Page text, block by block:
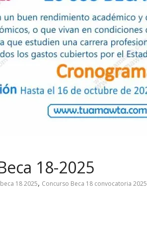
18-2025
18 2025, Concurso Beca 18 convocatoria 2025